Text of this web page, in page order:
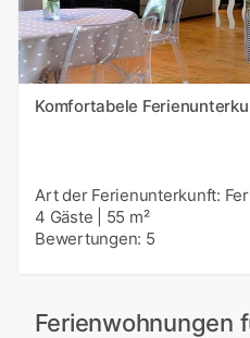
Komfortabele
Art der Ferienunterkunft:
4 Gäste
55 m²
Bewertungen: 5
Ferienwohnungen